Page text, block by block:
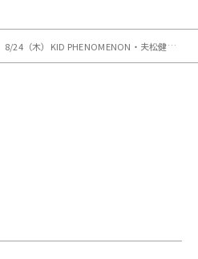
8/24（木）KID PHENOMENON・夫松健介、遠藤翼空が思う、自身のグループの魅力とは？【吉田仁人のレコメン！】